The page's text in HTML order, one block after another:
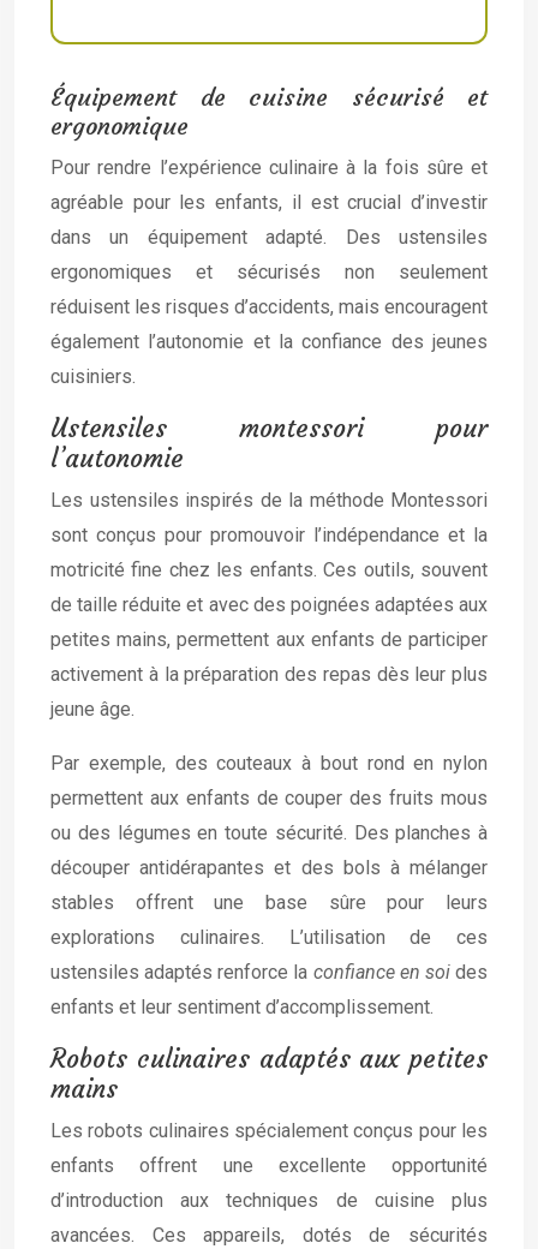
Équipement de cuisine sécurisé et
ergonomique
Pour rendre l’expérience culinaire à la fois sûre et
agréable pour les enfants, il est crucial d’investir
dans un équipement adapté. Des ustensiles
ergonomiques et sécurisés non seulement
réduisent les risques d’accidents, mais encouragent
également l’autonomie et la confiance des jeunes
cuisiniers.
Ustensiles montessori pour
l’autonomie
Les ustensiles inspirés de la méthode Montessori
sont conçus pour promouvoir l’indépendance et la
motricité fine chez les enfants. Ces outils, souvent
de taille réduite et avec des poignées adaptées aux
petites mains, permettent aux enfants de participer
activement à la préparation des repas dès leur plus
jeune âge.
Par exemple, des couteaux à bout rond en nylon
permettent aux enfants de couper des fruits mous
ou des légumes en toute sécurité. Des planches à
découper antidérapantes et des bols à mélanger
stables offrent une base sûre pour leurs
explorations culinaires. L’utilisation de ces
ustensiles adaptés renforce la confiance en soides
enfants et leur sentiment d’accomplissement.
Robots culinaires adaptés aux petites
mains
Les robots culinaires spécialement conçus pour les
enfants offrent une excellente opportunité
d’introduction aux techniques de cuisine plus
avancées. Ces appareils, dotés de sécurités